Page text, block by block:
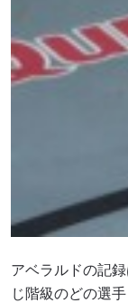
アベラルドの記
じ階級のどの選